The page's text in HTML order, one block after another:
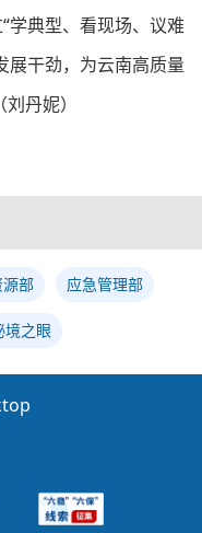
学典型、看现场、议难
展干劲，为云南高质量
丹妮）
源部 应急管理部
境之眼